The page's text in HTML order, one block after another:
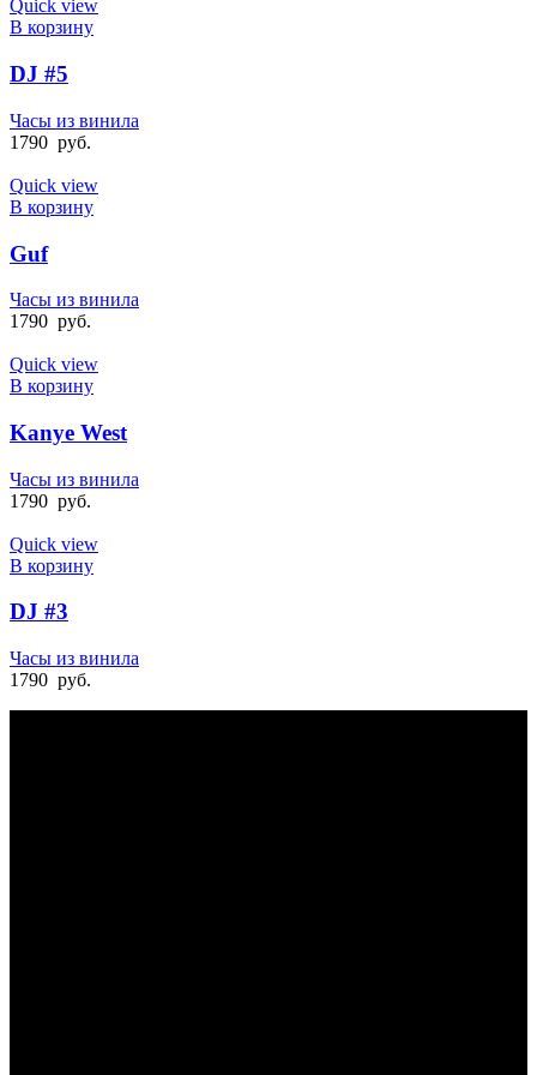
Quick view
В корзину
DJ #5
Часы из винила
1790 руб.
Quick view
В корзину
Guf
Часы из винила
1790 руб.
Quick view
В корзину
Kanye West
Часы из винила
1790 руб.
Quick view
В корзину
DJ #3
Часы из винила
1790 руб.